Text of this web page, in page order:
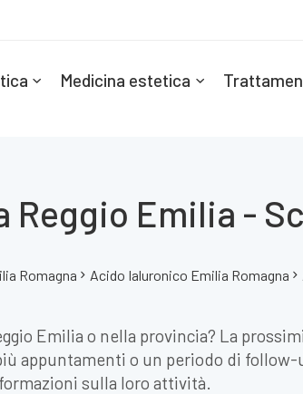
Medicina estetica
Reggio Emilia -
Romagna Acido Ialuronico Emilia Romagna
Emilia o nella provincia? La
appuntamenti o un periodo di follow-
sulla loro attività.